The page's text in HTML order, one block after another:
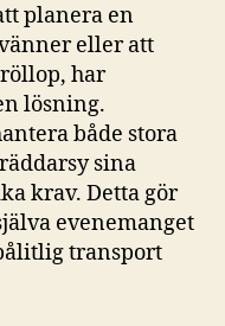
planera en
eller att
har
lösning.
både stora
sina
krav. Detta gör
evenemanget
transport